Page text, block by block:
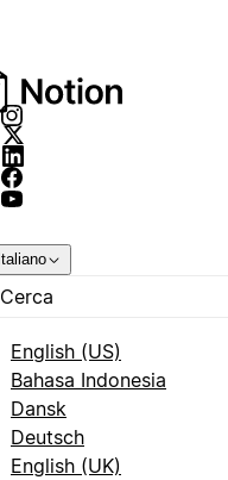
Italiano
English (US)
Bahasa Indonesia
Dansk
Deutsch
English (UK)